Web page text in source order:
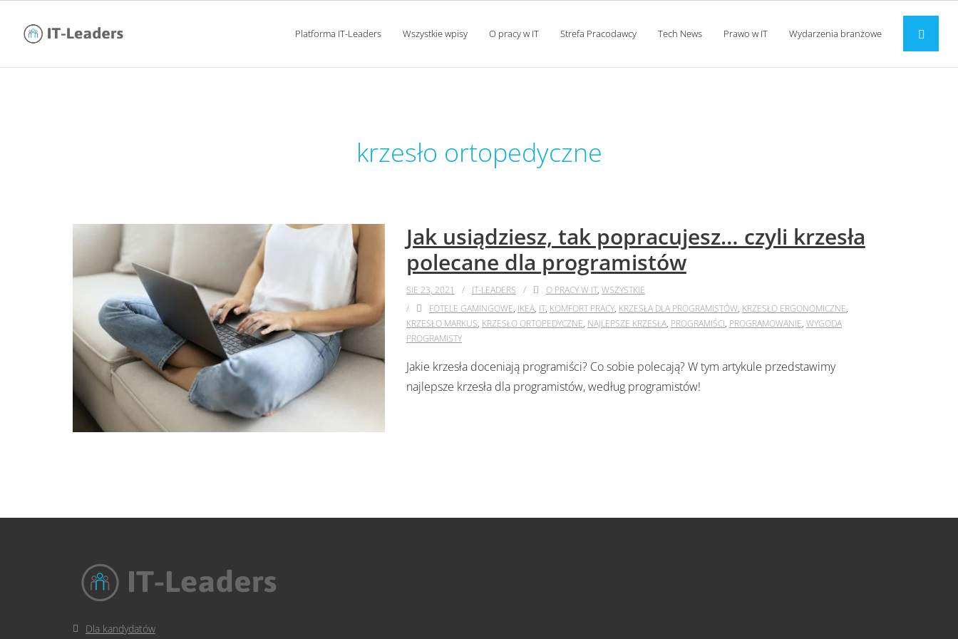
Platforma IT-Leaders Wszystkie wpisy O pracy w IT Strefa Pracodawcy Tech News Prawo w IT Wydarzenia branżowe
krzesło ortopedyczne
Jak usiądziesz, tak popracujesz… czyli krzesła
polecane dla programistów
SIE 23, 2021 IT-LEADERS O PRACY W IT, WSZYSTKIE
FOTELE GAMINGOWE, IKEA, IT, KOMFORT PRACY, KRZESŁA DLA PROGRAMISTÓW, KRZESŁO ERGONOMICZNE,
KRZESŁO MARKUS, KRZESŁO ORTOPEDYCZNE, NAJLEPSZE KRZESŁA, PROGRAMIŚCI, PROGRAMOWANIE, WYGODA
PROGRAMISTY
Jakie krzesła doceniają programiści? Co sobie polecają? W tym artykule przedstawimy
najlepsze krzesła dla programistów, według programistów!
Dla kandydatów